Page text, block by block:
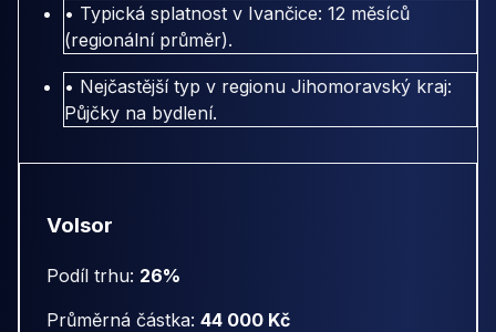
• Typická splatnost v Ivančice: 12 měsíců
(regionální průměr).
• Nejčastější typ v regionu Jihomoravský kraj:
Půjčky na bydlení.
Volsor
Podíl trhu: 26%
Průměrná částka: 44 000 Kč